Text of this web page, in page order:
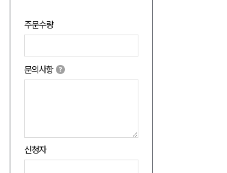
주문수량
문의사항
신청자